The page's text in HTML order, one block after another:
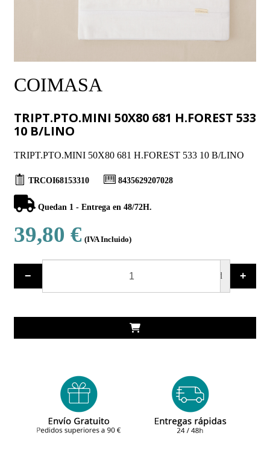
COIMASA
TRIPT.PTO.MINI 50X80 681 H.FOREST 533
10 B/LINO
TRIPT.PTO.MINI 50X80 681 H.FOREST 533 10 B/LINO
TRCOI68153310 8435629207028
Quedan 1 - Entrega en 48/72H.
39,80 € (IVA Incluido)
− ud +